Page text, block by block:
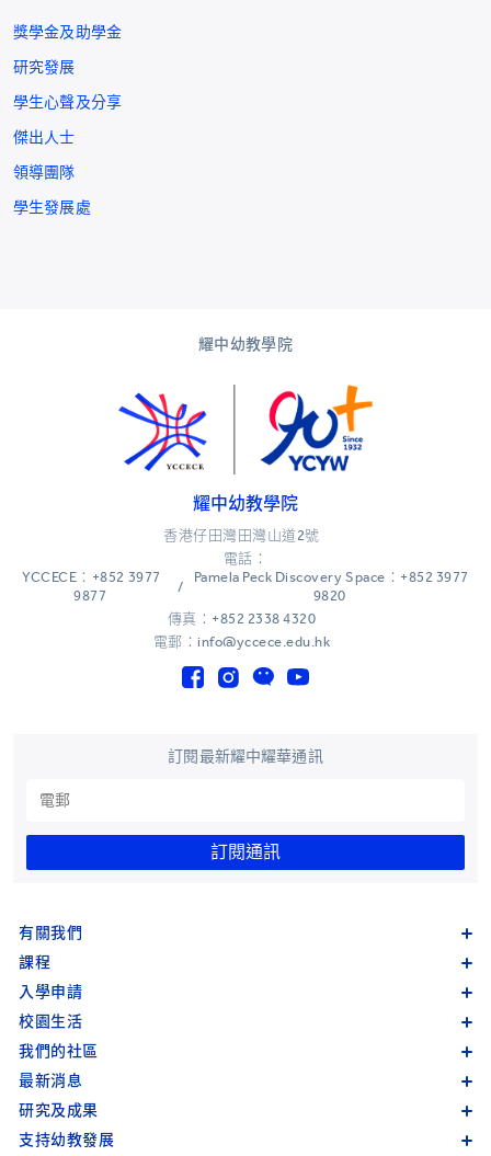
獎學金及助學金
研究發展
學生心聲及分享
傑出人士
領導團隊
學生發展處
耀中幼教學院
耀中幼教學院
香港仔田灣田灣山道2號
電話：
YCCECE：+852 3977
9877
/
Pamela Peck Discovery Space：+852 3977
9820
傳真：+852 2338 4320
電郵：info@yccece.edu.hk
訂閱最新耀中耀華通訊
訂閱通訊
有關我們
課程
入學申請
校園生活
我們的社區
最新消息
研究及成果
支持幼教發展